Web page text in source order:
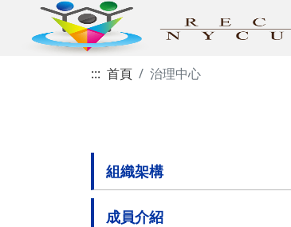
::: 首頁 治理中心
組織架構
成員介紹